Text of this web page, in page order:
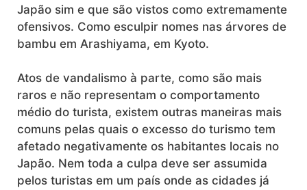
Japão sim e que são vistos como extremamente
ofensivos. Como esculpir nomes nas árvores de
bambu em Arashiyama, em Kyoto.
Atos de vandalismo à parte, como são mais
raros e não representam o comportamento
médio do turista, existem outras maneiras mais
comuns pelas quais o excesso do turismo tem
afetado negativamente os habitantes locais no
Japão. Nem toda a culpa deve ser assumida
pelos turistas em um país onde as cidades já